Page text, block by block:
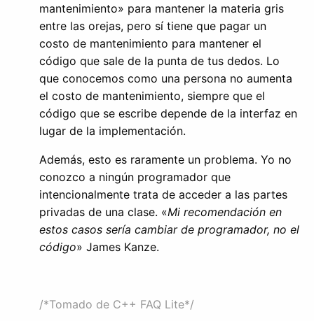
mantenimiento» para mantener la materia gris
entre las orejas, pero sí tiene que pagar un
costo de mantenimiento para mantener el
código que sale de la punta de tus dedos. Lo
que conocemos como una persona no aumenta
el costo de mantenimiento, siempre que el
código que se escribe depende de la interfaz en
lugar de la implementación.
Además, esto es raramente un problema. Yo no
conozco a ningún programador que
intencionalmente trata de acceder a las partes
privadas de una clase. «Mi recomendación en
estos casos sería cambiar de programador, no el
código» James Kanze.
/*Tomado de C++ FAQ Lite*/